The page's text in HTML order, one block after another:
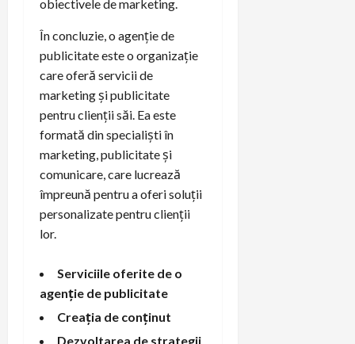
obiectivele de marketing.
În concluzie, o agenție de
publicitate este o organizație
care oferă servicii de
marketing și publicitate
pentru clienții săi. Ea este
formată din specialiști în
marketing, publicitate și
comunicare, care lucrează
împreună pentru a oferi soluții
personalizate pentru clienții
lor.
Serviciile oferite de o
agenție de publicitate
Creația de conținut
Dezvoltarea de strategii